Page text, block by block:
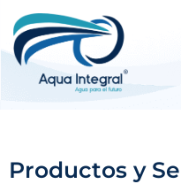
Productos y